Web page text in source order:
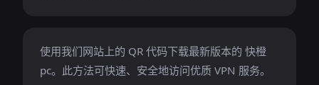
使用我们网站上的 QR 代码下载最新版本的 快橙
pc。此方法可快速、安全地访问优质 VPN 服务。